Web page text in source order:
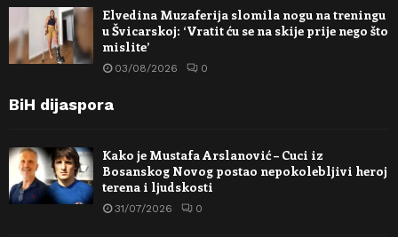
Elvedina Muzaferija slomila nogu na treningu
u Švicarskoj: ‘Vratit ću se na skije prije nego što
mislite’
03/08/2026 0
BiH dijaspora
Kako je Mustafa Arslanović – Cuci iz
Bosanskog Novog postao nepokolebljivi heroj
terena i ljudskosti
31/07/2026 0